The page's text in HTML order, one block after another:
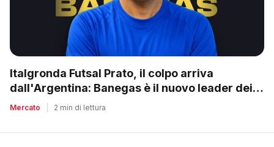
Italgronda Futsal Prato, il colpo arriva
dall'Argentina: Banegas è il nuovo leader dei
biancazzurri
Mercato 2 min di lettura